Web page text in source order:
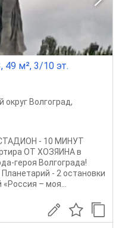
49 м², 3/10 эт.
округ Волгоград,
- 10 МИНУТ
ОТ ХОЗЯИНА в
героя Волгограда!
- 2 остановки
– моя...